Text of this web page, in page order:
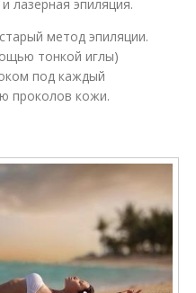
лазерная эпиляция.
метод эпиляции.
тонкой иглы)
под каждый
проколов кожи.